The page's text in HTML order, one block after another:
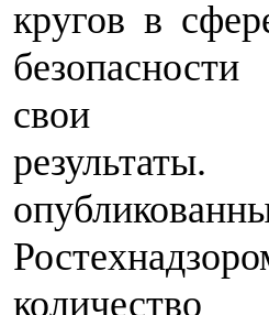
кругов в
свои